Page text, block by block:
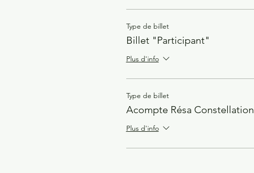
Type de billet
Billet "Participant"
Plus d'info
Type de billet
Acompte Résa Constellation
Plus d'info